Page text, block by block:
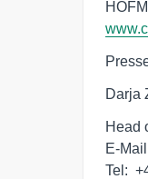
Darja
Head
E-
Tel: